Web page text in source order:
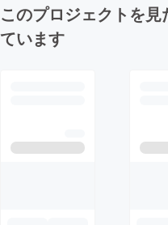
このプロジェクトを
ています